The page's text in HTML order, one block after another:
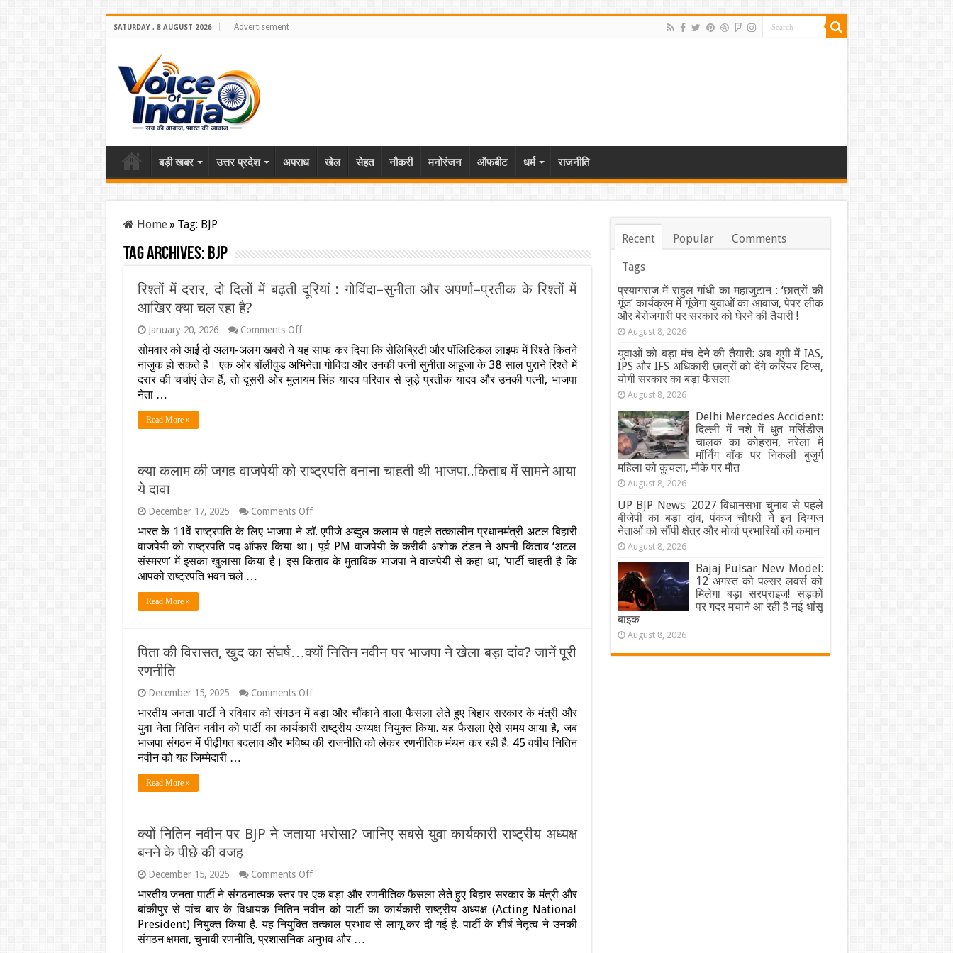
SATURDAY , 8 AUGUST 2026 Advertisement
बड़ी खबर उत्तर प्रदेश अपराध खेल सेहत नौकरी मनोरंजन ऑफबीट धर्म राजनीति
Home» Tag: BJP
Tag Archives: BJP
रिश्तों में दरार, दो दिलों में बढ़ती दूरियां : गोविंदा–सुनीता और अपर्णा–प्रतीक के रिश्तों में
आखिर क्या चल रहा है?
January 20, 2026 Comments Offon
में
दरार,
दो
और
के
में
आखिर
क्या
चल
सोमवार को आई दो अलग-अलग खबरों ने यह साफ कर दिया कि सेलिब्रिटी और पॉलिटिकल लाइफ में रिश्ते कितने
नाजुक हो सकते हैं। एक ओर बॉलीवुड अभिनेता गोविंदा और उनकी पत्नी सुनीता आहूजा के 38 साल पुराने रिश्ते में
दरार की चर्चाएं तेज हैं, तो दूसरी ओर मुलायम सिंह यादव परिवार से जुड़े प्रतीक यादव और उनकी पत्नी, भाजपा
नेता …
Read More »
क्या कलाम की जगह वाजपेयी को राष्ट्रपति बनाना चाहती थी भाजपा..किताब में सामने आया
ये दावा
December 17, 2025 Comments Offon
कलाम
की
जगह
भाजपा..किताब
में
ये
भारत के 11वें राष्ट्रपति के लिए भाजपा ने डॉ. एपीजे अब्दुल कलाम से पहले तत्कालीन प्रधानमंत्री अटल बिहारी
वाजपेयी को राष्ट्रपति पद ऑफर किया था। पूर्व PM वाजपेयी के करीबी अशोक टंडन ने अपनी किताब ‘अटल
संस्मरण’ में इसका खुलासा किया है। इस किताब के मुताबिक भाजपा ने वाजपेयी से कहा था, ‘पार्टी चाहती है कि
आपको राष्ट्रपति भवन चले …
Read More »
पिता की विरासत, खुद का संघर्ष…क्यों नितिन नवीन पर भाजपा ने खेला बड़ा दांव? जानें पूरी
रणनीति
December 15, 2025 Comments Offon
की
विरासत,
खुद
भाजपा
दांव?
पूरी
रणनीति
भारतीय जनता पार्टी ने रविवार को संगठन में बड़ा और चौंकाने वाला फैसला लेते हुए बिहार सरकार के मंत्री और
युवा नेता नितिन नवीन को पार्टी का कार्यकारी राष्ट्रीय अध्यक्ष नियुक्त किया. यह फैसला ऐसे समय आया है, जब
भाजपा संगठन में पीढ़ीगत बदलाव और भविष्य की राजनीति को लेकर रणनीतिक मंथन कर रही है. 45 वर्षीय नितिन
नवीन को यह जिम्मेदारी …
Read More »
क्यों नितिन नवीन पर BJP ने जताया भरोसा? जानिए सबसे युवा कार्यकारी राष्ट्रीय अध्यक्ष
बनने के पीछे की वजह
December 15, 2025 Comments Offon
नितिन
नवीन
पर
ने
भारतीय जनता पार्टी ने संगठनात्मक स्तर पर एक बड़ा और रणनीतिक फैसला लेते हुए बिहार सरकार के मंत्री और
बांकीपुर से पांच बार के विधायक नितिन नवीन को पार्टी का कार्यकारी राष्ट्रीय अध्यक्ष (Acting National
President) नियुक्त किया है. यह नियुक्ति तत्काल प्रभाव से लागू कर दी गई है. पार्टी के शीर्ष नेतृत्व ने उनकी
संगठन क्षमता, चुनावी रणनीति, प्रशासनिक अनुभव और …
Recent Popular Comments
Tags
प्रयागराज में राहुल गांधी का महाजुटान : ‘छात्रों की
गूंज’ कार्यक्रम में गूंजेगा युवाओं का आवाज, पेपर लीक
और बेरोजगारी पर सरकार को घेरने की तैयारी !
August 8, 2026
युवाओं को बड़ा मंच देने की तैयारी: अब यूपी में IAS,
IPS और IFS अधिकारी छात्रों को देंगे करियर टिप्स,
योगी सरकार का बड़ा फैसला
August 8, 2026
Delhi Mercedes Accident:
दिल्ली में नशे में धुत मर्सिडीज
चालक का कोहराम, नरेला में
मॉर्निंग वॉक पर निकली बुजुर्ग
महिला को कुचला, मौके पर मौत
August 8, 2026
UP BJP News: 2027 विधानसभा चुनाव से पहले
बीजेपी का बड़ा दांव, पंकज चौधरी ने इन दिग्गज
नेताओं को सौंपी क्षेत्र और मोर्चा प्रभारियों की कमान
August 8, 2026
Bajaj Pulsar New Model:
12 अगस्त को पल्सर लवर्स को
मिलेगा बड़ा सरप्राइज! सड़कों
पर गदर मचाने आ रही है नई धांसू
बाइक
August 8, 2026